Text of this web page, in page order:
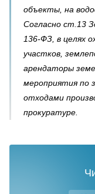
объекты, на
Согласно ст.13
136-ФЗ, в целях
участков,
арендаторы
мероприятия по
отходами
прокуратуре.